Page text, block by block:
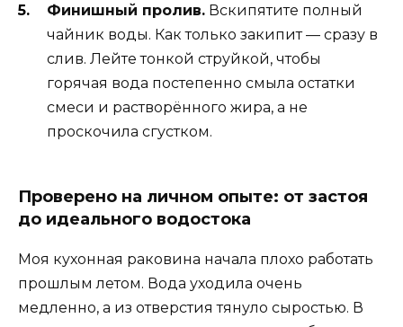
Финишный пролив. Вскипятите полный
чайник воды. Как только закипит — сразу в
слив. Лейте тонкой струйкой, чтобы
горячая вода постепенно смыла остатки
смеси и растворённого жира, а не
проскочила сгустком.
Проверено на личном опыте: от застоя
до идеального водостока
Моя кухонная раковина начала плохо работать
прошлым летом. Вода уходила очень
медленно, а из отверстия тянуло сыростью. В